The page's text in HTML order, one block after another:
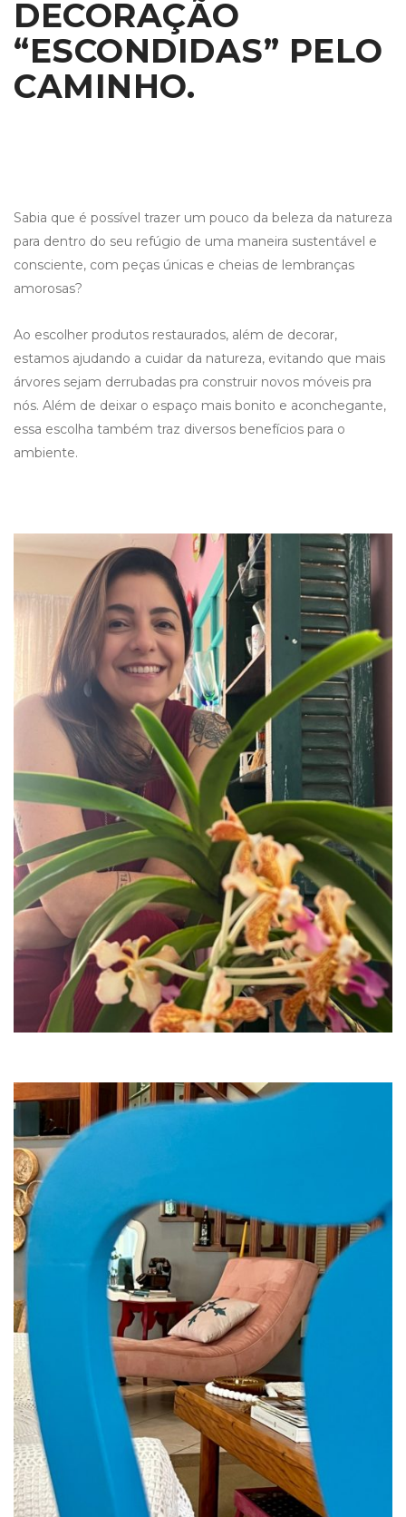
DECORAÇÃO
“ESCONDIDAS” PELO
CAMINHO.
Sabia que é possível trazer um pouco da beleza da natureza
para dentro do seu refúgio de uma maneira sustentável e
consciente, com peças únicas e cheias de lembranças
amorosas?
Ao escolher produtos restaurados, além de decorar,
estamos ajudando a cuidar da natureza, evitando que mais
árvores sejam derrubadas pra construir novos móveis pra
nós. Além de deixar o espaço mais bonito e aconchegante,
essa escolha também traz diversos benefícios para o
ambiente.